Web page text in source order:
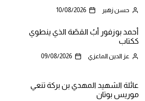
حسن زهير 10/08/2026
أحمد بوزفور أبُ القصّة الذي ينطوي
ككتاب
عز الدين الماعزي 09/08/2026
عائلة الشهيد المهدي بن بركة تنعي
موريس بوتان